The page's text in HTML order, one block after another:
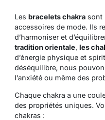
Les bracelets chakra sont
accessoires de mode. Ils
d’harmoniser et
tradition orientale, les
d’énergie physique et
déséquilibre, nous
l’anxiété ou même des
Chaque chakra a une
des propriétés uniques.
chakras :